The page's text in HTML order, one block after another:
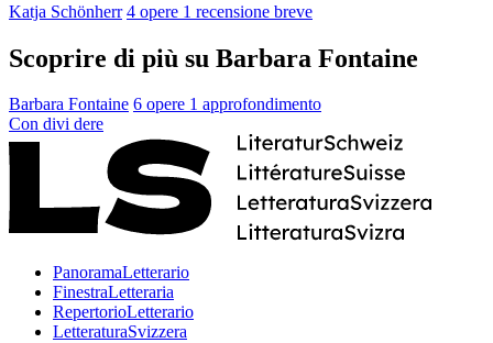
Katja Schönherr 4 opere 1 recensione breve
Scoprire di più su Barbara Fontaine
Barbara Fontaine 6 opere 1 approfondimento
Con divi dere
PanoramaLetterario
FinestraLetteraria
RepertorioLetterario
LetteraturaSvizzera